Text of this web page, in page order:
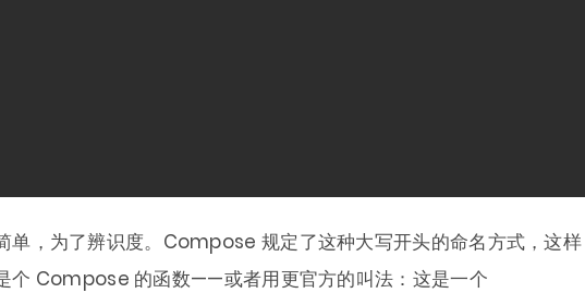
单，为了辨识度。Compose 规定了这种大写开头的命名方式，这样
个 Compose 的函数——或者用更官方的叫法：这是一个